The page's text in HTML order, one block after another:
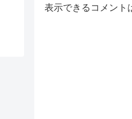
表示できるコメント